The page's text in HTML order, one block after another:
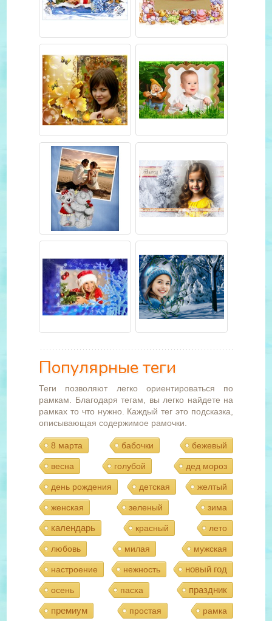
Популярные теги
Теги позволяют легко ориентироваться по
рамкам. Благодаря тегам, вы легко найдете на
рамках то что нужно. Каждый тег это подсказка,
описывающая содержимое рамочки.
8 марта бабочки бежевый
весна голубой дед мороз
день рождения детская желтый
женская зеленый зима
календарь красный лето
любовь милая мужская
настроение нежность новый год
осень пасха
праздник
премиум
простая рамка